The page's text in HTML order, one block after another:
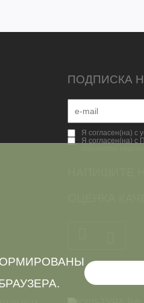
ПОДПИСКА
Я согласен(на) с
Я согласен(на) с